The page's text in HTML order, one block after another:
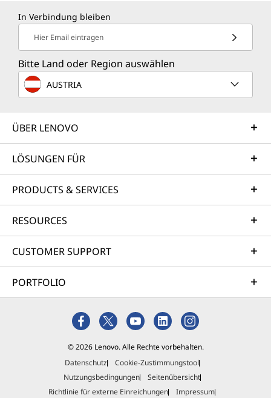
In Verbindung bleiben
Hier Email eintragen
Bitte Land oder Region auswählen
AUSTRIA
ÜBER LENOVO
LÖSUNGEN FÜR
PRODUCTS & SERVICES
RESOURCES
CUSTOMER SUPPORT
PORTFOLIO
© 2026 Lenovo. Alle Rechte vorbehalten.
Datenschutz
Cookie-Zustimmungstool
Nutzungsbedingungen
Seitenübersicht
Richtlinie für externe Einreichungen
Impressum